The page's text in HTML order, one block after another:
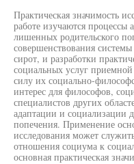
Практическая значимость
работе изучаются процессы
лишенных родительского
совершенствования
сирот, и разработки
социальных услуг приемной
силу их социально-
интерес для философов,
специалистов других
адаптации и социализации
попечения. Применение
исследования может
отношения социума к
основная практическая